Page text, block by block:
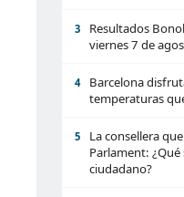
3
Resultados
viernes 7 de
4
Barcelona
temperaturas
5
La consellera
Parlament:
ciudadano?